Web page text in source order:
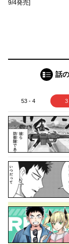
9/4発売]
話
53 - 4 3